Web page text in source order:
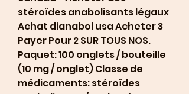
stéroïdes anabolisants légaux
Achat dianabol usa Acheter 3
Payer Pour 2 SUR TOUS NOS.
Paquet: 100 onglets / bouteille
(10 mg / onglet) Classe de
médicaments: stéroïdes